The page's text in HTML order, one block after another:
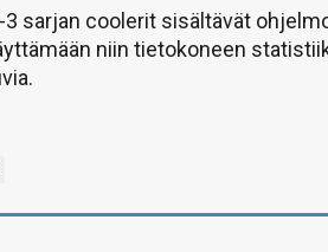
3 sarjan coolerit sisältävät
niin tietokoneen